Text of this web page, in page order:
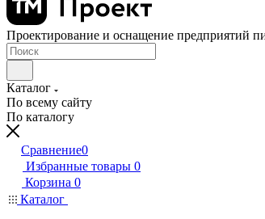
Проектирование и оснащение предприятий
Каталог
По всему сайту
По каталогу
Сравнение0
Избранные товары 0
Корзина 0
Каталог